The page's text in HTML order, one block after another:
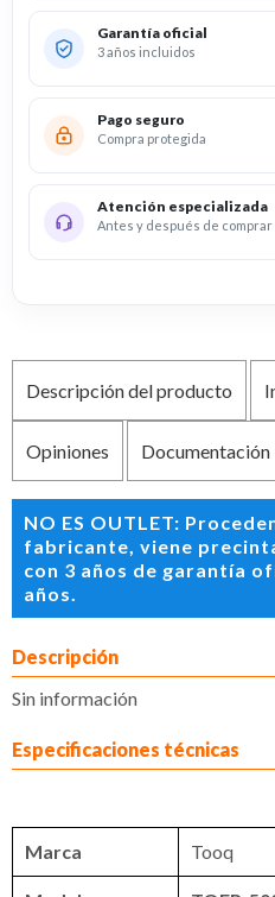
Garantía oficial
3 años incluidos
Pago seguro
Compra protegida
Atención especializada
Antes y después de comprar
Descripción del producto
Opiniones Documentación
NO ES OUTLET:
fabricante, viene
con 3 años de garantía
años.
Descripción
Sin información
Especificaciones técnicas
Marca Tooq